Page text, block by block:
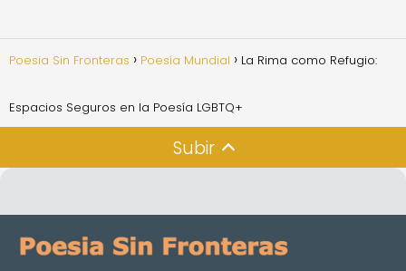
Poesia Sin Fronteras Poesía Mundial La Rima como Refugio:
Espacios Seguros en la Poesía LGBTQ+
Subir